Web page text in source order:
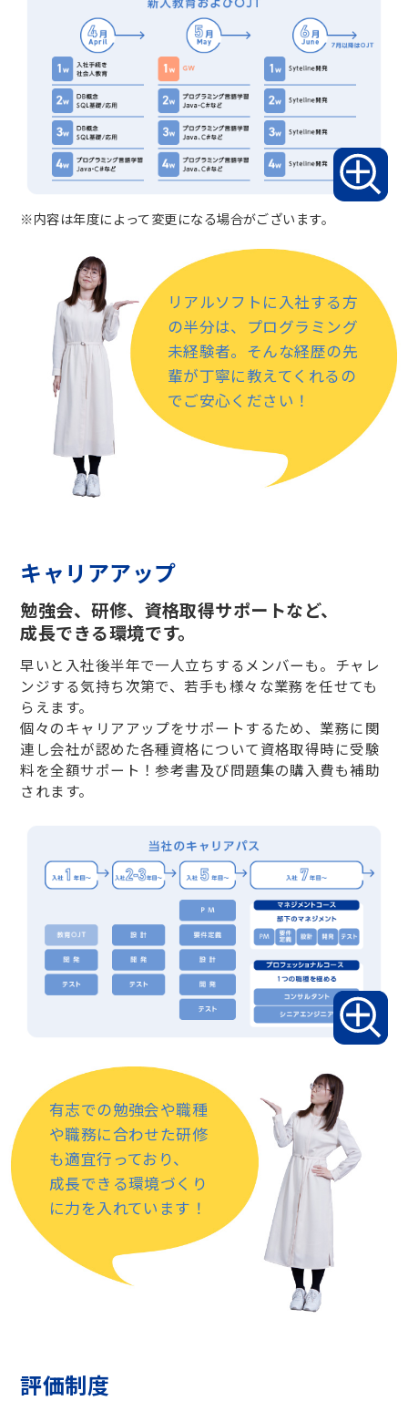
リアルソフトに入社する方
の半分は、プログラミング
未経験者。そんな経歴の先
輩が丁寧に教えてくれるの
でご安心ください！
※内容は年度によって変更になる場合がございます。
キャリアアップ
勉強会、研修、資格取得サポートなど、
成長できる環境です。
早いと入社後半年で一人立ちするメンバーも。チャレ
ンジする気持ち次第で、若手も様々な業務を任せても
らえます。
個々のキャリアアップをサポートするため、業務に関
連し会社が認めた各種資格について資格取得時に受験
料を全額サポート！参考書及び問題集の購入費も補助
されます。
有志での勉強会や職種
や職務に合わせた研修
も適宜行っており、
成長できる環境づくり
に力を入れています！
評価制度